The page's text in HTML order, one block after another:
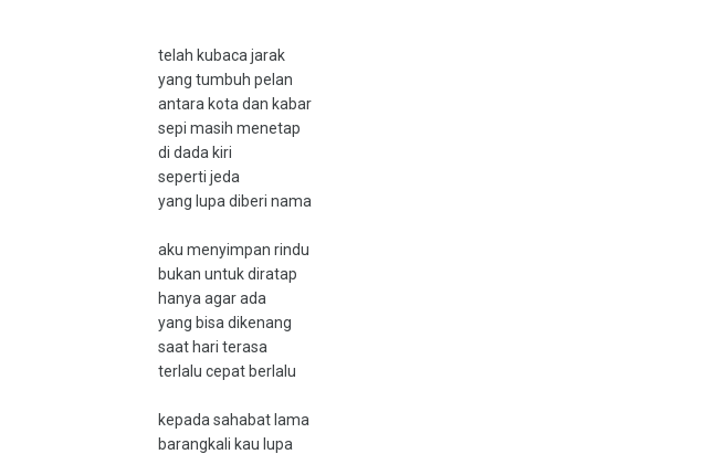
telah kubaca jarak
yang tumbuh pelan
antara kota dan kabar
sepi masih menetap
di dada kiri
seperti jeda
yang lupa diberi nama
aku menyimpan rindu
bukan untuk diratap
hanya agar ada
yang bisa dikenang
saat hari terasa
terlalu cepat berlalu
kepada sahabat lama
barangkali kau lupa